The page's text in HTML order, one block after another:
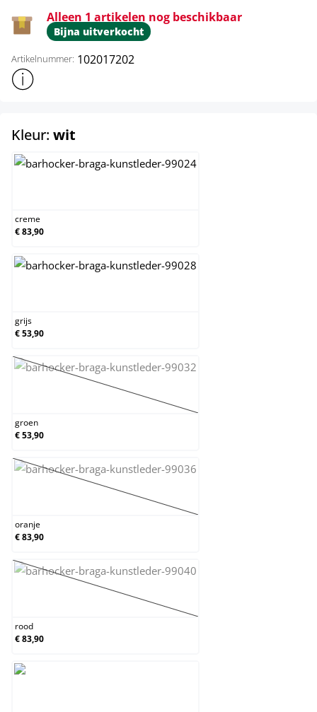
Alleen 1 artikelen nog beschikbaar
Bijna uitverkocht
Artikelnummer: 102017202
Toon meer productinformatie
Kleur: wit
creme
€ 83,90
grijs
€ 53,90
groen
(Deze optie is momenteel niet beschikbaar.)
groen
€ 53,90
oranje
(Deze optie is momenteel niet beschikbaar.)
oranje
€ 83,90
rood
(Deze optie is momenteel niet beschikbaar.)
rood
€ 83,90